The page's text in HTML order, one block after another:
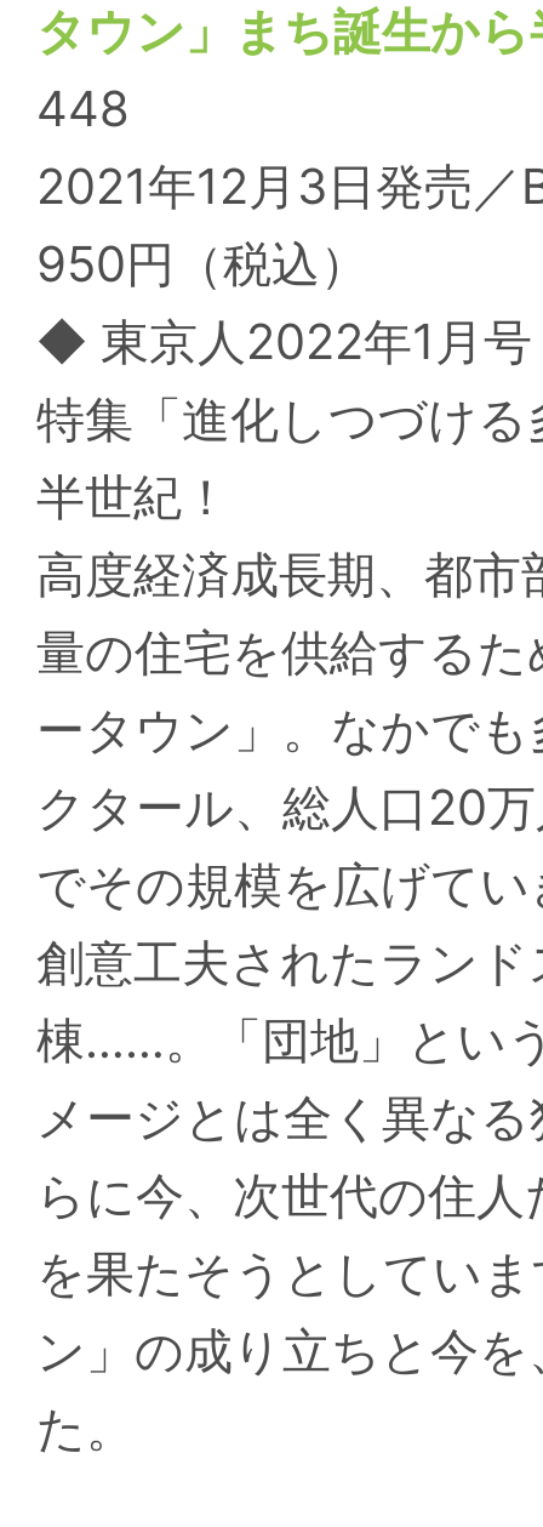
タウン」まち誕生か
448
2021年12月3日発売／
950円（税込）
◆ 東京人2022年1月号
特集「進化しつづけ
半世紀！
高度経済成長期、都
量の住宅を供給する
ータウン」。なかで
クタール、総人口20
でその規模を広げて
創意工夫されたラン
棟……。「団地」とい
メージとは全く異な
らに今、次世代の住
を果たそうとしてい
ン」の成り立ちと今
た。